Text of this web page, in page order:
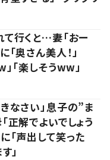
行くと…妻「おー
奥さん美人！」
「楽しそうww」
なさい」息子の”ま
解でよいでしょう
「声出して笑った
」